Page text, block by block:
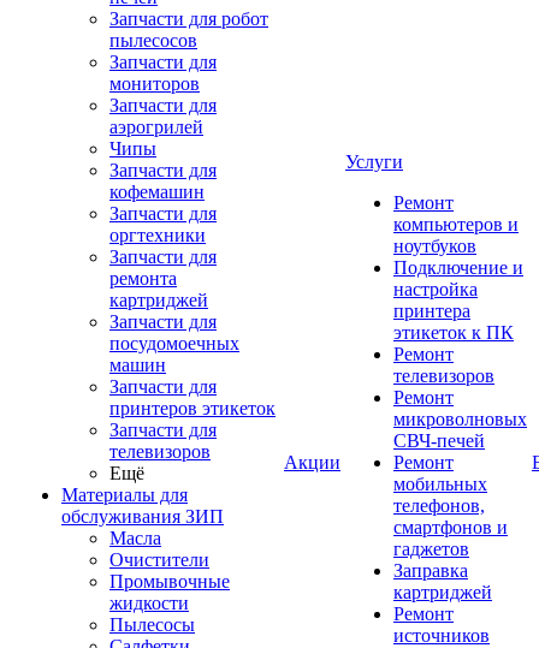
Запчасти для робот
пылесосов
Запчасти для
мониторов
Запчасти для
аэрогрилей
Чипы
Запчасти для
кофемашин
Запчасти для
оргтехники
Запчасти для
ремонта
картриджей
Запчасти для
посудомоечных
машин
Запчасти для
принтеров этикеток
Запчасти для
телевизоров
Ещё
Материалы для
обслуживания ЗИП
Масла
Очистители
Промывочные
жидкости
Пылесосы
Акции
Услуги
Ремонт
компьютеров и
ноутбуков
Подключение и
настройка
принтера
этикеток к ПК
Ремонт
телевизоров
Ремонт
микроволновых
СВЧ-печей
Ремонт
мобильных
телефонов,
смартфонов и
гаджетов
Заправка
картриджей
Ремонт
источников